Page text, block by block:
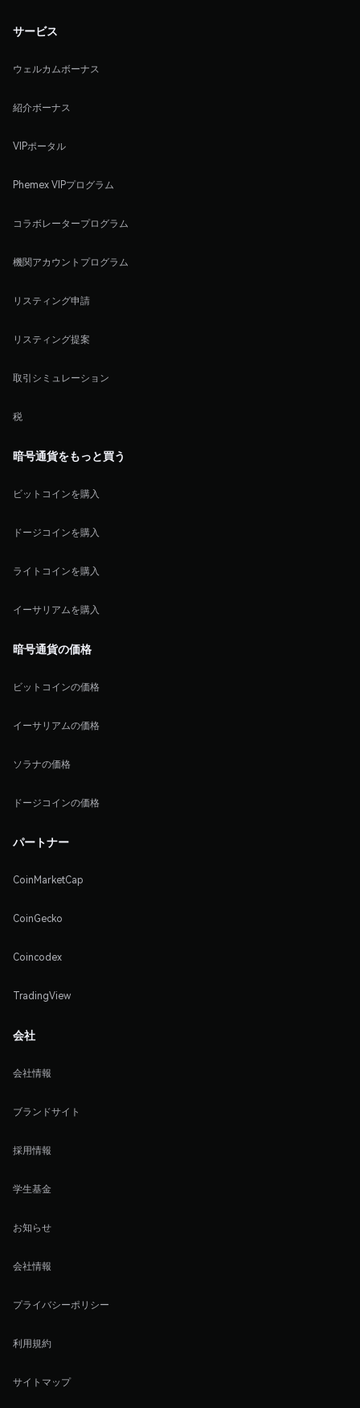
サービス
ウェルカムボーナス
紹介ボーナス
VIPポータル
Phemex VIPプログラム
コラボレータープログラム
機関アカウントプログラム
リスティング申請
リスティング提案
取引シミュレーション
税
暗号通貨をもっと買う
ビットコインを購入
ドージコインを購入
ライトコインを購入
イーサリアムを購入
暗号通貨の価格
ビットコインの価格
イーサリアムの価格
ソラナの価格
ドージコインの価格
パートナー
CoinMarketCap
CoinGecko
Coincodex
TradingView
会社
会社情報
ブランドサイト
採用情報
学生基金
お知らせ
会社情報
プライバシーポリシー
利用規約
サイトマップ